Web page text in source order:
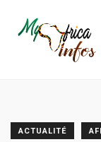
ACTUALITÉ